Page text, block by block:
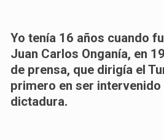
Yo tenía 16 años cuando
Juan Carlos Onganía, en
de prensa, que dirigía el
primero en ser intervenido
dictadura.